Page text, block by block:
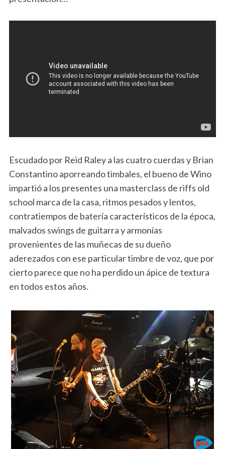
Escudado por Reid Raley a las cuatro cuerdas y Brian
Constantino aporreando timbales, el bueno de Wino
impartió a los presentes una masterclass de riffs old
school marca de la casa, ritmos pesados y lentos,
contratiempos de batería característicos de la época,
malvados swings de guitarra y armonías
provenientes de las muñecas de su dueño
aderezados con ese particular timbre de voz, que por
cierto parece que no ha perdido un ápice de textura
en todos estos años.